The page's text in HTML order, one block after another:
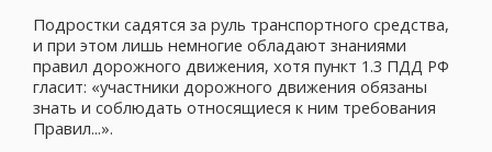
Подростки садятся за руль транспортного средства,
и при этом лишь немногие обладают знаниями
правил дорожного движения, хотя пункт 1.3 ПДД РФ
гласит: «участники дорожного движения обязаны
знать и соблюдать относящиеся к ним требования
Правил...».